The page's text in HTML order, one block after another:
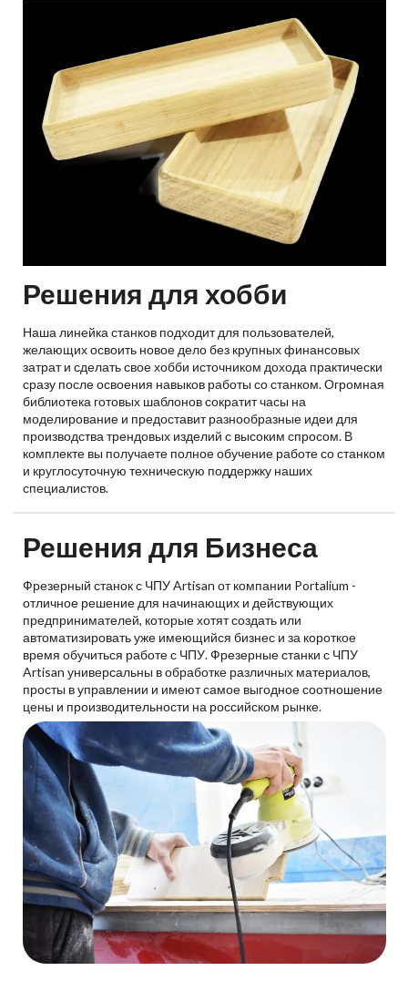
Решения для хобби
Наша линейка станков подходит для пользователей,
желающих освоить новое дело без крупных финансовых
затрат и сделать свое хобби источником дохода практически
сразу после освоения навыков работы со станком. Огромная
библиотека готовых шаблонов сократит часы на
моделирование и предоставит разнообразные идеи для
производства трендовых изделий с высоким спросом. В
комплекте вы получаете полное обучение работе со станком
и круглосуточную техническую поддержку наших
специалистов.
Решения для Бизнеса
Фрезерный станок с ЧПУ Artisan от компании Portalium -
отличное решение для начинающих и действующих
предпринимателей, которые хотят создать или
автоматизировать уже имеющийся бизнес и за короткое
время обучиться работе с ЧПУ. Фрезерные станки с ЧПУ
Artisan универсальны в обработке различных материалов,
просты в управлении и имеют самое выгодное соотношение
цены и производительности на российском рынке.